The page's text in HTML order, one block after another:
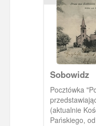
potoku do
się
wojną
Mrozek).
Sobowidz
Pocztówka
(aktualnie
Pańskiego,